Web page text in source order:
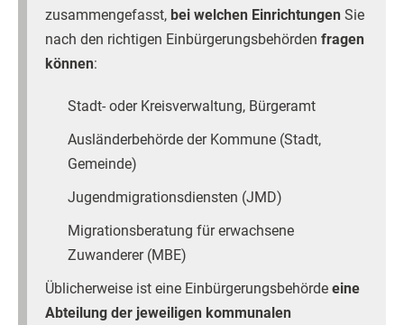
zusammengefasst, bei welchen Einrichtungen Sie
nach den richtigen Einbürgerungsbehörden fragen
können:
Stadt- oder Kreisverwaltung, Bürgeramt
Ausländerbehörde der Kommune (Stadt,
Gemeinde)
Jugendmigrationsdiensten (JMD)
Migrationsberatung für erwachsene
Zuwanderer (MBE)
Üblicherweise ist eine Einbürgerungsbehörde eine
Abteilung der jeweiligen kommunalen